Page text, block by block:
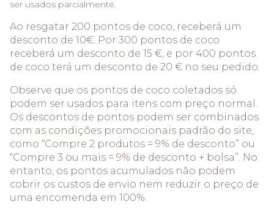
ser usados ​​parcialmente.
Ao resgatar 200 pontos de coco, receberá um
desconto de 10€. Por 300 pontos de coco
receberá um desconto de 15 €, e por 400 pontos
de coco terá um desconto de 20 € no seu pedido.
Observe que os pontos de coco coletados só
podem ser usados ​​para itens com preço normal.
Os descontos de pontos podem ser combinados
com as condições promocionais padrão do site,
como “Compre 2 produtos = 9% de desconto” ou
“Compre 3 ou mais = 9% de desconto + bolsa”. No
entanto, os pontos acumulados não podem
cobrir os custos de envio nem reduzir o preço de
uma encomenda em 100%.